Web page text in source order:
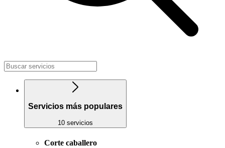
Servicios más populares
10 servicios
Corte caballero